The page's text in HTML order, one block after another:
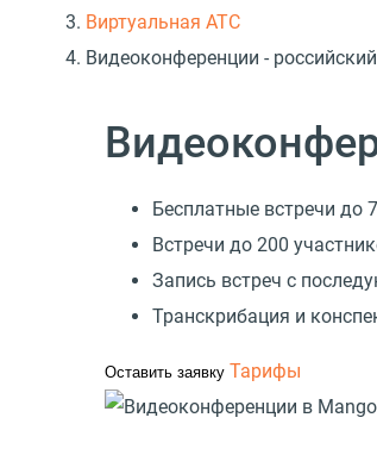
Виртуальная АТС
Видеоконференции -
Бесплатные встречи до
Встречи до 200
Запись встреч с
Транскрибация и
Оставить заявку Тарифы